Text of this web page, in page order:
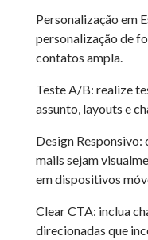
Personalização em
personalização de
contatos ampla.
Teste A/B: realize
assunto, layouts e
Design Responsivo:
mails sejam
em dispositivos
Clear CTA: inclua
direcionadas que